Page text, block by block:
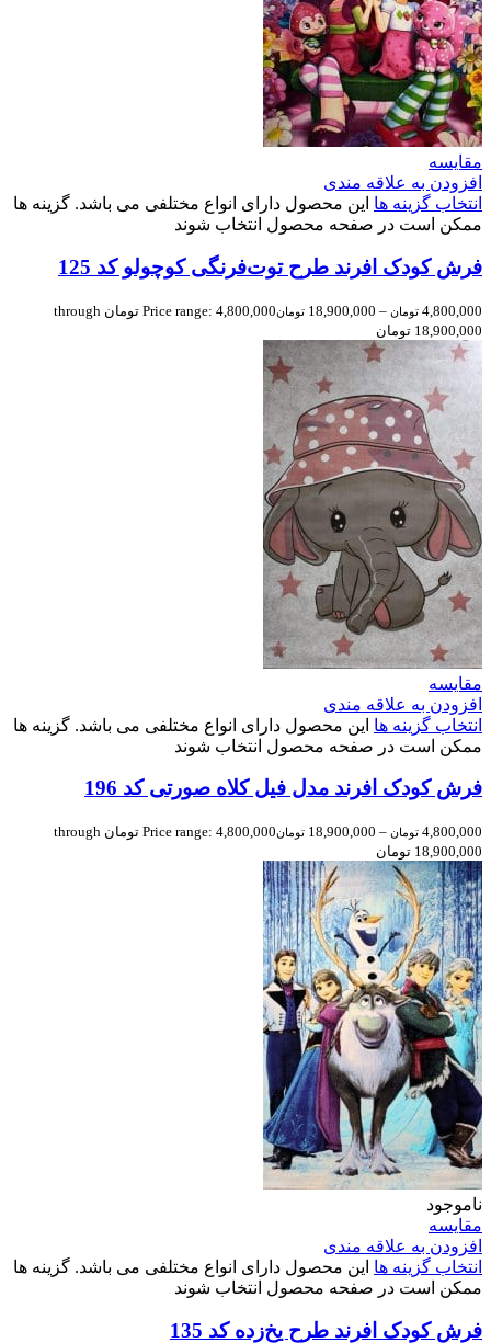
مقایسه
افزودن به علاقه مندی
انتخاب گزینه ها این محصول دارای انواع مختلفی می باشد. گزینه ها
ممکن است در صفحه محصول انتخاب شوند
فرش کودک افرند طرح توت‌فرنگی کوچولو کد 125
4,800,000 تومان –
18,900,000 تومان
Price range: 4,800,000 تومان through
18,900,000 تومان
مقایسه
افزودن به علاقه مندی
انتخاب گزینه ها این محصول دارای انواع مختلفی می باشد. گزینه ها
ممکن است در صفحه محصول انتخاب شوند
فرش کودک افرند مدل فیل کلاه صورتی کد 196
4,800,000 تومان –
18,900,000 تومان
Price range: 4,800,000 تومان through
18,900,000 تومان
ناموجود
مقایسه
افزودن به علاقه مندی
انتخاب گزینه ها این محصول دارای انواع مختلفی می باشد. گزینه ها
ممکن است در صفحه محصول انتخاب شوند
فرش کودک افرند طرح یخ‌زده کد 135